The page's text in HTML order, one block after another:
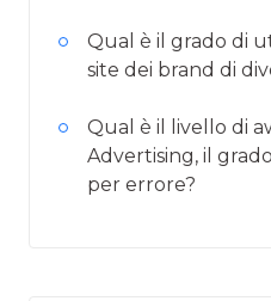
Qual è il grado di
site dei brand di
Qual è il livello di
Advertising, il
per errore?